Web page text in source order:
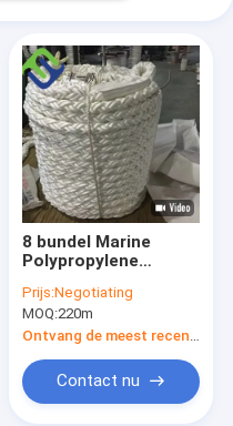
8 bundel Marine
Polypropylene
64mmx220m pp die
Kabel voor Boten
drijven
Prijs:Negotiating
MOQ:220m
Contact nu